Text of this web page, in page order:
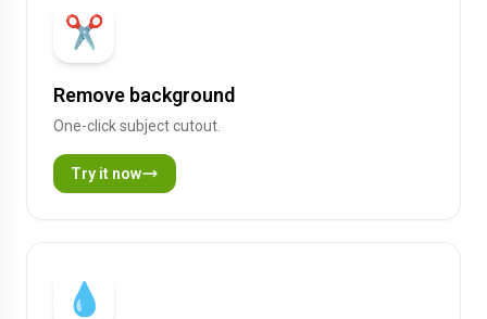
✂️
Remove background
One-click subject cutout.
Try it now
💧